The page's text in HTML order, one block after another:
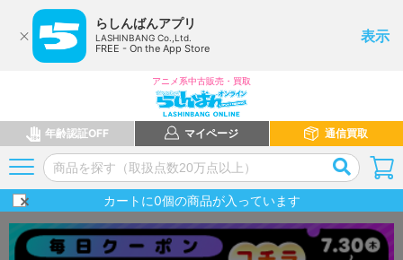
らしんばんアプリ
LASHINBANG Co.,Ltd.
FREE - On the App Store
表示
アニメ系中古販売・買取
年齢認証OFF マイページ 通信買取
カートに0個の商品が入っています